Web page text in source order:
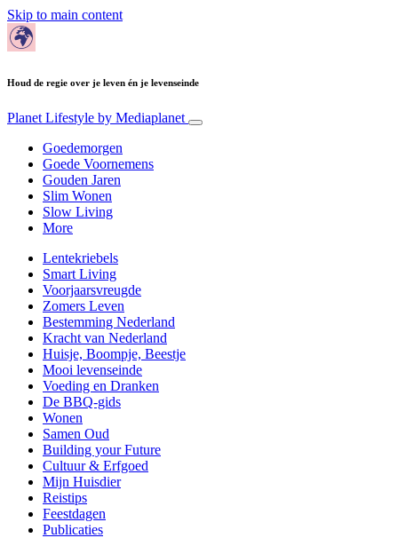
Skip to main content
Houd de regie over je leven én je levenseinde
Planet Lifestyle by Mediaplanet
Goedemorgen
Goede Voornemens
Gouden Jaren
Slim Wonen
Slow Living
More
Lentekriebels
Smart Living
Voorjaarsvreugde
Zomers Leven
Bestemming Nederland
Kracht van Nederland
Huisje, Boompje, Beestje
Mooi levenseinde
Voeding en Dranken
De BBQ-gids
Wonen
Samen Oud
Building your Future
Cultuur & Erfgoed
Mijn Huisdier
Reistips
Feestdagen
Publicaties